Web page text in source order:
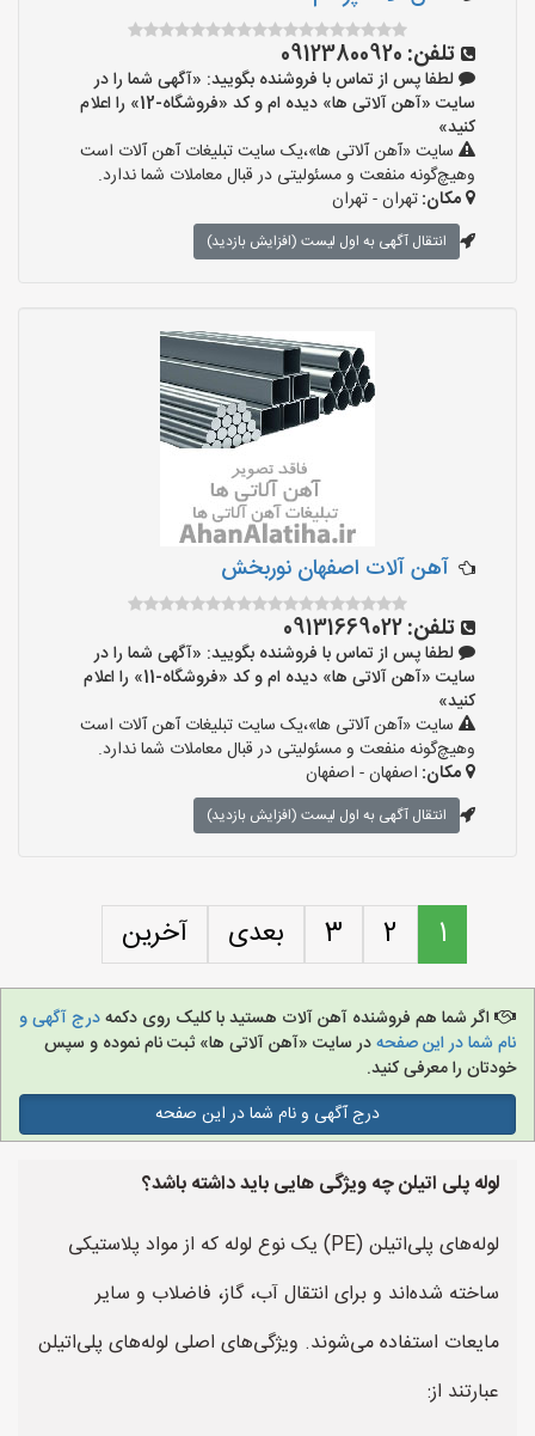
تلفن: 09123800920
لطفا پس از تماس با فروشنده بگویید: «آگهی شما را در
سایت «آهن آلاتی ها» دیده ام و کد «فروشگاه-12» را اعلام
کنید»
سایت «آهن آلاتی ها»،یک سایت تبلیغات آهن آلات است
وهیچ‌گونه منفعت و مسئولیتی در قبال معاملات شما ندارد.
مکان:تهران - تهران
انتقال آگهی به اول لیست (افزایش بازدید)
آهن آلات اصفهان نوربخش
تلفن:09131669022
لطفا پس از تماس با فروشنده بگویید: «آگهی شما را در
سایت «آهن آلاتی ها» دیده ام و کد «فروشگاه-11» را اعلام
کنید»
سایت «آهن آلاتی ها»،یک سایت تبلیغات آهن آلات است
وهیچ‌گونه منفعت و مسئولیتی در قبال معاملات شما ندارد.
مکان: اصفهان - اصفهان
انتقال آگهی به اول لیست (افزایش بازدید)
1
2
3 بعدی آخرین
اگر شما هم فروشنده آهن آلات هستید با کلیک روی دکمهدرج آگهی و
نام شما در این صفحهدر سایت «آهن آلاتی ها» ثبت نام نموده و سپس
خودتان را معرفی کنید.
درج آگهی و نام شما در این صفحه
لوله پلی اتیلن چه ویژگی هایی باید داشته باشد؟
لوله‌های پلی‌اتیلن (PE) یک نوع لوله که از مواد پلاستیکی
ساخته شده‌اند و برای انتقال آب، گاز، فاضلاب و سایر
مایعات استفاده می‌شوند. ویژگی‌های اصلی لوله‌های پلی‌اتیلن
عبارتند از: